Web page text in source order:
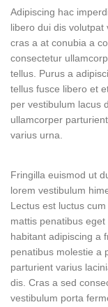
Adipiscing hac
libero dui dis
cras a at conubia a
consectetur
tellus. Purus a
tellus fusce libero et
per vestibulum lacus
ullamcorper
varius urna.
Fringilla euismod ut
lorem vestibulum
Lectus est luctus
mattis penatibus
habitant adipiscing a
penatibus molestie a
parturient varius
dis. Cras a sed
vestibulum porta